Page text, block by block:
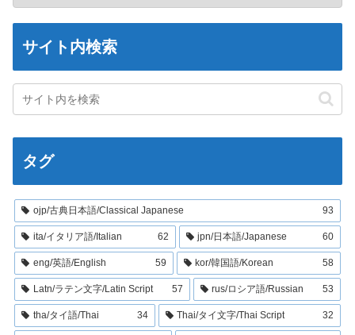
サイト内検索
タグ
ojp/古典日本語/Classical Japanese 93
ita/イタリア語/Italian 62 jpn/日本語/Japanese 60
eng/英語/English 59 kor/韓国語/Korean 58
Latn/ラテン文字/Latin Script 57 rus/ロシア語/Russian 53
tha/タイ語/Thai 34 Thai/タイ文字/Thai Script 32